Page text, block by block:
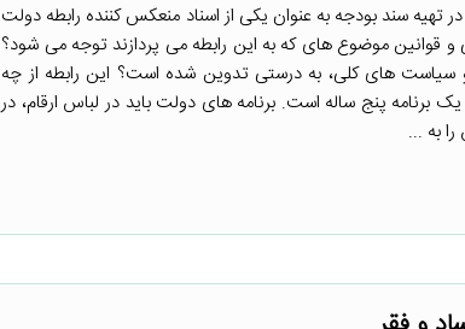
تهیه سند بودجه به عنوان یکی از اسناد منعکس کننده رابطه دولت
و قوانین موضوع های که به این رابطه می پردازند توجه می شود؟
سیاست های کلی، به درستی تدوین شده است؟ این رابطه از چه
پنج ساله است. برنامه های دولت باید در لباس ارقام، در
به ...